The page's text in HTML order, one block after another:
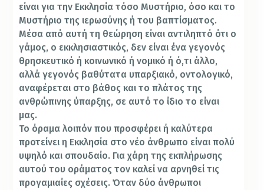
είναι για την Εκκλησία τόσο Μυστήριο, όσο και το
Μυστήριο της ιερωσύνης ή του βαπτίσματος.
Μέσα από αυτή τη θεώρηση είναι αντιληπτό ότι ο
γάμος, ο εκκλησιαστικός, δεν είναι ένα γεγονός
θρησκευτικό ή κοινωνικό ή νομικό ή ό,τι άλλο,
αλλά γεγονός βαθύτατα υπαρξιακό, οντολογικό,
αναφέρεται στο βάθος και το πλάτος της
ανθρώπινης ύπαρξης, σε αυτό το ίδιο το είναι
μας.
Το όραμα λοιπόν που προσφέρει ή καλύτερα
προτείνει η Εκκλησία στο νέο άνθρωπο είναι πολύ
υψηλό και σπουδαίο. Για χάρη της εκπλήρωσης
αυτού του οράματος τον καλεί να αρνηθεί τις
προγαμιαίες σχέσεις. Όταν δύο άνθρωποι